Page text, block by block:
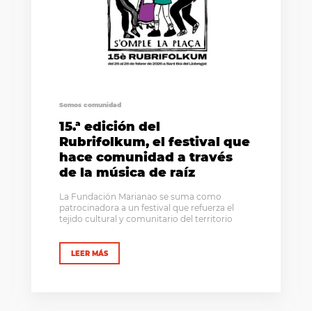
Somos comunidad
15.ª edición del
Rubrifolkum, el festival que
hace comunidad a través
de la música de raíz
La Fundación Marianao se suma como
patrocinadora a un festival que refuerza el
tejido cultural y comunitario del territorio
LEER MÁS